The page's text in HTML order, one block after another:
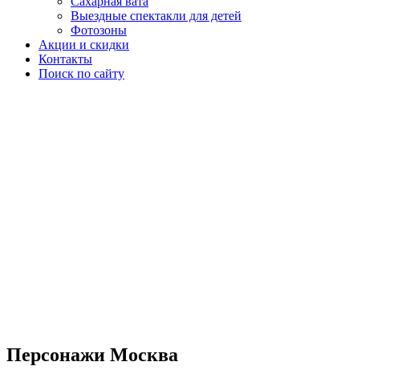
Выездные спектакли для детей
Фотозоны
Акции и скидки
Контакты
Поиск по сайту
Персонажи Москва